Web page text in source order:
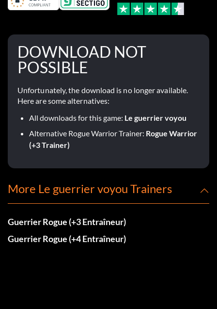
DOWNLOAD NOT
POSSIBLE
Unfortunately, the download is no longer available.
Here are some alternatives:
All downloads for this game: Le guerrier voyou
Alternative Rogue Warrior Trainer: Rogue Warrior
(+3 Trainer)
More Le guerrier voyou Trainers
Guerrier Rogue (+3 Entraîneur)
Guerrier Rogue (+4 Entraîneur)